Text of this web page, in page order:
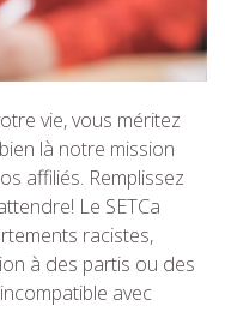
vie, vous méritez
là notre mission
affiliés. Remplissez
Le SETCa
racistes,
à des partis ou des
avec